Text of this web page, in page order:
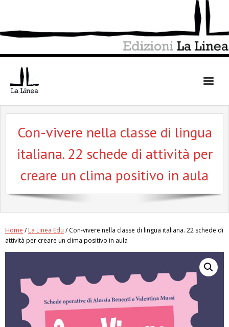
Con-vivere nella classe di lingua
italiana. 22 schede di attività per
creare un clima positivo in aula
Home /La Linea Edu / Con-vivere nella classe di lingua italiana. 22 schede di
attività per creare un clima positivo in aula